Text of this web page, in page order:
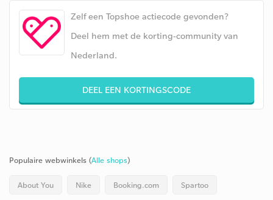
Zelf een Topshoe actiecode gevonden?
Deel hem met de korting-community van
Nederland.
DEEL EEN KORTINGSCODE
Populaire webwinkels (Alle shops)
About You Nike Booking.com Spartoo